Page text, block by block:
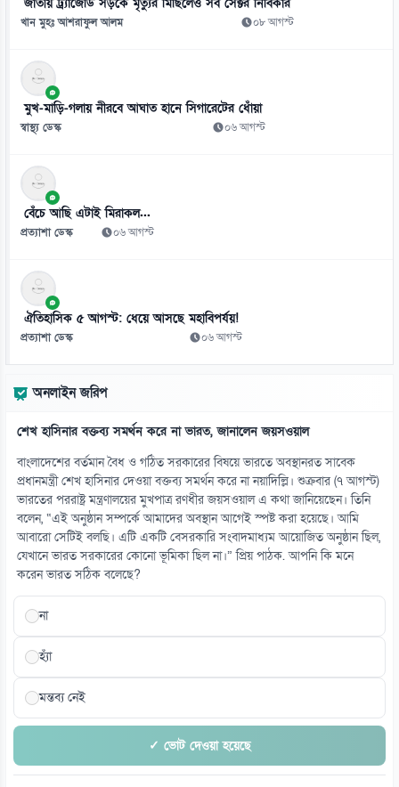
খান মুহঃ আশরাফুল আলম ০৮ আগস্ট
মুখ-মাড়ি-গলায় নীরবে আঘাত হানে সিগারেটের ধোঁয়া
স্বাস্থ্য ডেস্ক ০৬ আগস্ট
বেঁচে আছি এটাই মিরাকল...
প্রত্যাশা ডেস্ক ০৬ আগস্ট
ঐতিহাসিক ৫ আগস্ট: ধেয়ে আসছে মহাবিপর্যয়!
প্রত্যাশা ডেস্ক ০৬ আগস্ট
অনলাইন জরিপ
শেখ হাসিনার বক্তব্য সমর্থন করে না ভারত, জানালেন জয়সওয়াল
বাংলাদেশের বর্তমান বৈধ ও গঠিত সরকারের বিষয়ে ভারতে অবস্থানরত সাবেক
প্রধানমন্ত্রী শেখ হাসিনার দেওয়া বক্তব্য সমর্থন করে না নয়াদিল্লি। শুক্রবার (৭ আগস্ট)
ভারতের পররাষ্ট্র মন্ত্রণালয়ের মুখপাত্র রণধীর জয়সওয়াল এ কথা জানিয়েছেন। তিনি
বলেন, “এই অনুষ্ঠান সম্পর্কে আমাদের অবস্থান আগেই স্পষ্ট করা হয়েছে। আমি
আবারো সেটিই বলছি। এটি একটি বেসরকারি সংবাদমাধ্যম আয়োজিত অনুষ্ঠান ছিল,
যেখানে ভারত সরকারের কোনো ভূমিকা ছিল না।” প্রিয় পাঠক. আপনি কি মনে
করেন ভারত সঠিক বলেছে?
না
হ্যাঁ
মন্তব্য নেই
✓ ভোট দেওয়া হয়েছে